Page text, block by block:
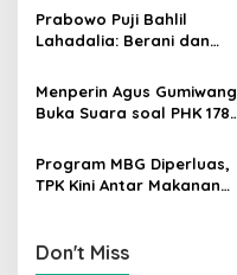
a
i
n
Bantu Rumah Layak Huni
Prabowo Puji Bahlil
Lahadalia: Berani dan
88–89
Menperin Agus Gumiwang
Buka Suara soal PHK 178
Industries
Program MBG Diperluas,
TPK Kini Antar Makanan
Don't Miss